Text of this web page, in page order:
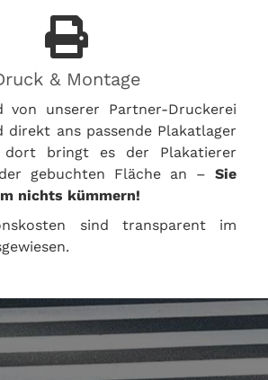
& Montage
unserer Partner-Druckerei
direkt ans passende Plakatlager
dort bringt es der Plakatierer
gebuchten Fläche an – Sie
nichts kümmern!
sind transparent im